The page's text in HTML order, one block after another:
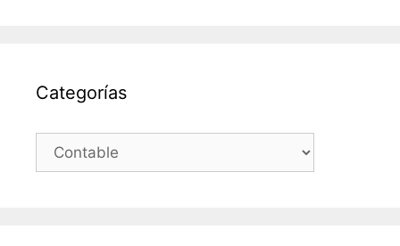
Categorías
Categorías